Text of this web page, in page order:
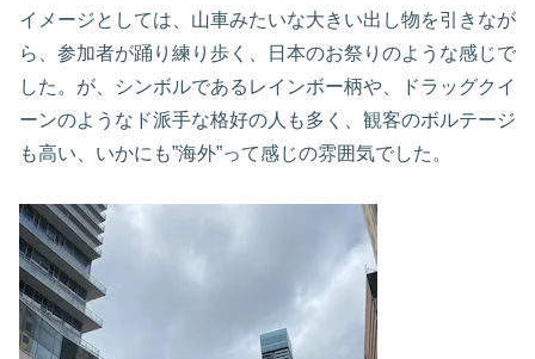
イメージとしては、山車みたいな大きい出し物を引きなが
ら、参加者が踊り練り歩く、日本のお祭りのような感じで
した。が、シンボルであるレインボー柄や、ドラッグクイ
ーンのようなド派手な格好の人も多く、観客のボルテージ
も高い、いかにも”海外”って感じの雰囲気でした。